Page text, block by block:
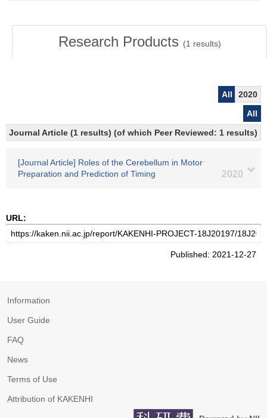
Research Products (1 results)
All
2020
All
Journal Article (1 results) (of which Peer Reviewed: 1 results)
[Journal Article] Roles of the Cerebellum in Motor
Preparation and Prediction of Timing
2020
URL:
Published: 2021-12-27
Information
User Guide
FAQ
News
Terms of Use
Attribution of KAKENHI